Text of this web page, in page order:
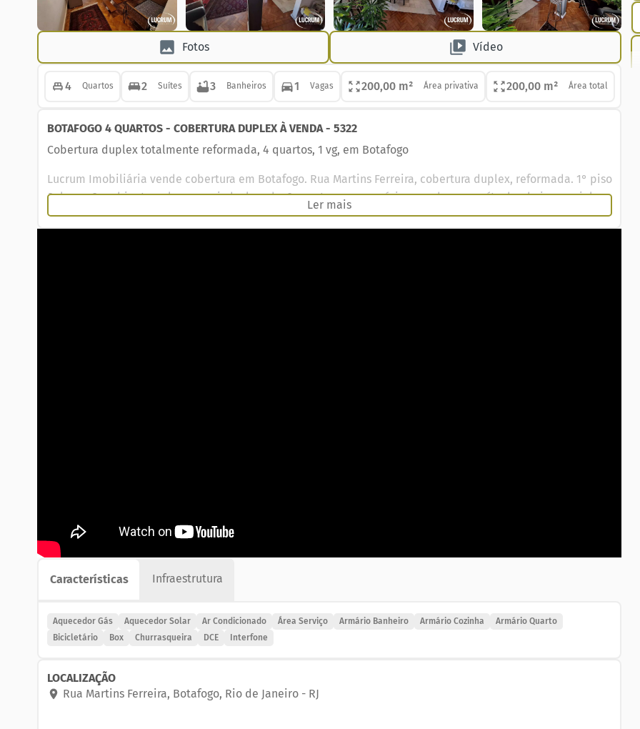
Fotos Vídeo
4 Quartos 2 Suítes 3 Banheiros 1 Vagas 200,00 m² Área privativa 200,00 m² Área total
BOTAFOGO 4 QUARTOS - COBERTURA DUPLEX À VENDA - 5322
Cobertura duplex totalmente reformada, 4 quartos, 1 vg, em Botafogo
Lucrum Imobiliária vende cobertura em Botafogo. Rua Martins Ferreira, cobertura duplex, reformada. 1° piso
Sala em 3 ambientes, clara e arejada, lavado. 2 quartos com armários, sendo uma suíte, banheiros social.
Copa cozinha planejada, área de serviço e dependência completa. Na sala tem uma bela escada, para o 2°
piso: Sala, ampla, lindo terraço, com churrasqueira, ao lado da sala, uma outra, sala cozinha, espaço. 2
Ler mais
Características Infraestrutura
Aquecedor Gás Aquecedor Solar Ar Condicionado Área Serviço Armário Banheiro Armário Cozinha
Armário Quarto
Bicicletário
Box Churrasqueira DCE Interfone
LOCALIZAÇÃO
Rua Martins Ferreira, Botafogo, Rio de Janeiro- RJ